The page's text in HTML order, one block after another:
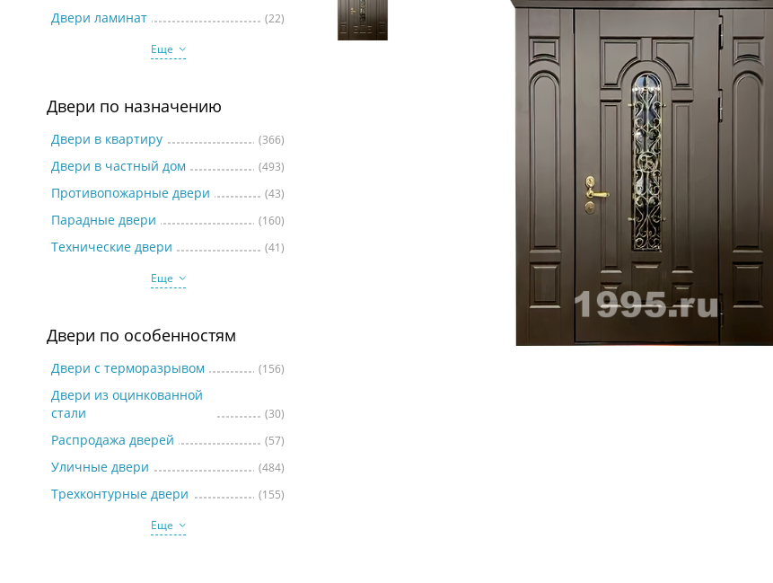
Двери с винилискожей
Коричневые двери
Двери ламинат
(22)
Еще
Двери по назначению
Двери в квартиру (366)
Двери в частный дом (493)
Противопожарные двери (43)
Парадные двери (160)
Технические двери
(41)
Еще
Двери по особенностям
Двери с терморазрывом (156)
Двери из оцинкованной
стали
(30)
Распродажа дверей (57)
Уличные двери (484)
Трехконтурные двери
(155)
Еще